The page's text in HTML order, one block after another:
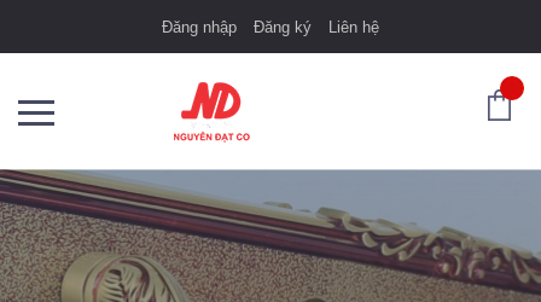
Đăng nhập Đăng ký Liên hệ